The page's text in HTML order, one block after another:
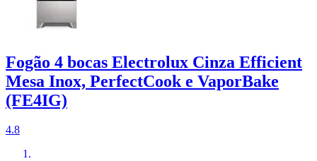
Fogão 4 bocas Electrolux Cinza Efficient
Mesa Inox, PerfectCook e VaporBake
(FE4IG)
4.8